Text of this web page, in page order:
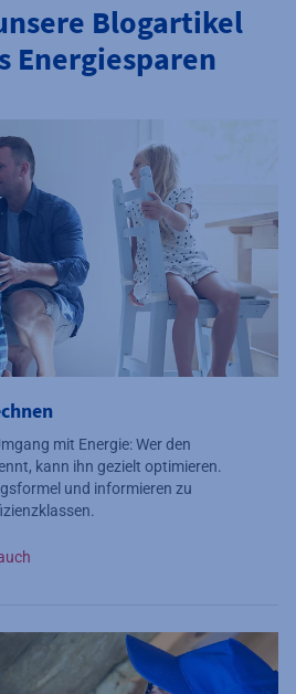
Blogartikel
Energiesparen
mit Energie: Wer den
kann ihn gezielt optimieren.
und informieren zu